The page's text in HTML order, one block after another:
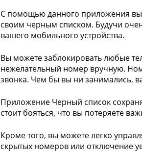
С помощью данного приложения вы
своим черным списком. Будучи
вашего мобильного устройства.
Вы можете заблокировать любые
нежелательный номер вручную.
звонка. Чем бы вы ни занимались,
Приложение Черный список
стоит бояться, что вы потеряете
Кроме того, вы можете легко
скрытых номеров или отключение